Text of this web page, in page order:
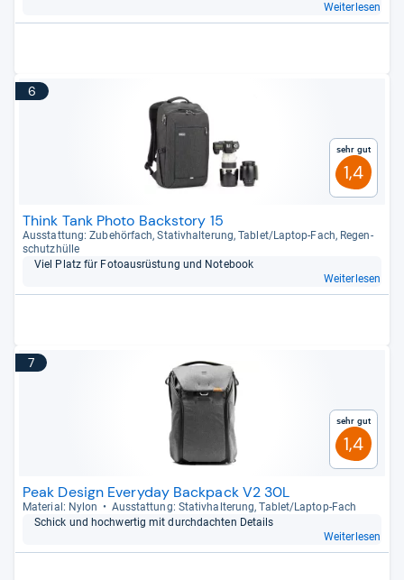
Weiterlesen
6
Sehr gut
1,4
Think Tank Photo Backstory 15
Aus­stat­tung: Zube­hör­fach, Sta­tiv­hal­te­rung, Tablet/Lap­top-​Fach, Regen­
schutz­hülle
Viel Platz für Foto­aus­rüs­tung und Note­book
Weiterlesen
7
Sehr gut
1,4
Peak Design Everyday Backpack V2 30L
Mate­rial: Nylon
Aus­stat­tung: Sta­tiv­hal­te­rung, Tablet/Lap­top-​Fach
Schick und hoch­wer­tig mit durch­dach­ten Details
Weiterlesen